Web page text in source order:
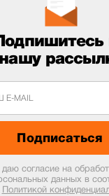
нашу
Подписаться
согласие на
данных в
Политикой